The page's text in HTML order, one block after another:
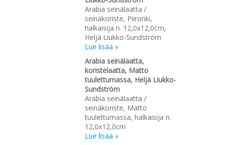
Arabia seinälaatta /
seinäkoriste, Piironki,
halkaisija n. 12,0x12,0cm,
Heljä Liukko-Sundström
Lue lisää »
Arabia seinälaatta,
koristelaatta, Matto
tuulettumassa, Heljä Liukko-
Sundström
Arabia seinälaatta /
seinäkoriste, Matto
tuulettumassa, halkaisija n.
12,0x12,0cm
Lue lisää »